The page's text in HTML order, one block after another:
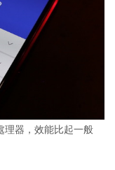
理器，效能比起一般